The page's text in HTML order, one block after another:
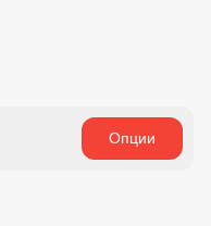
Опции